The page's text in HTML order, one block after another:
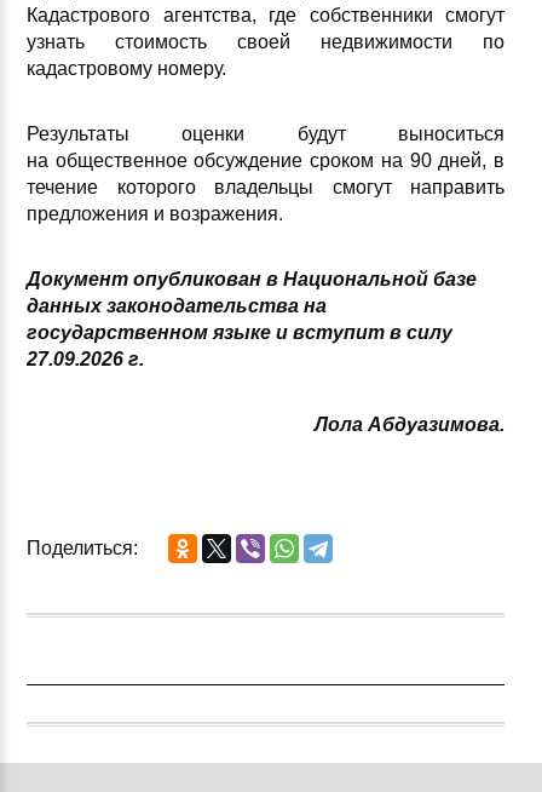
Кадастрового агентства, где собственники смогут
узнать стоимость своей недвижимости по
кадастровому номеру.
Результаты оценки будут выноситься
на общественное обсуждение сроком на 90 дней, в
течение которого владельцы смогут направить
предложения и возражения.
Документ опубликован в Национальной базе
данных законодательства на
государственном языке и вступит в силу
27.09.2026 г.
Лола Абдуазимова.
Поделиться: